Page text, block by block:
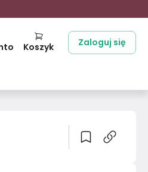
Koszyk Zaloguj się